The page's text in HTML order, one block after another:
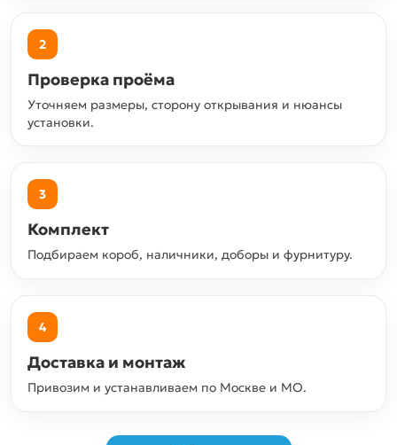
2
Проверка проёма
Уточняем размеры, сторону открывания и нюансы
установки.
3
Комплект
Подбираем короб, наличники, доборы и фурнитуру.
4
Доставка и монтаж
Привозим и устанавливаем по Москве и МО.